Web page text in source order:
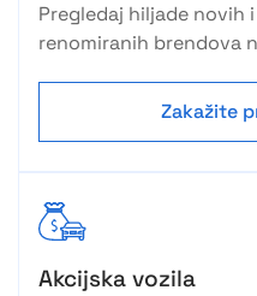
Pregledaj hiljade novih
renomiranih brendova
Zakažite
Akcijska vozila